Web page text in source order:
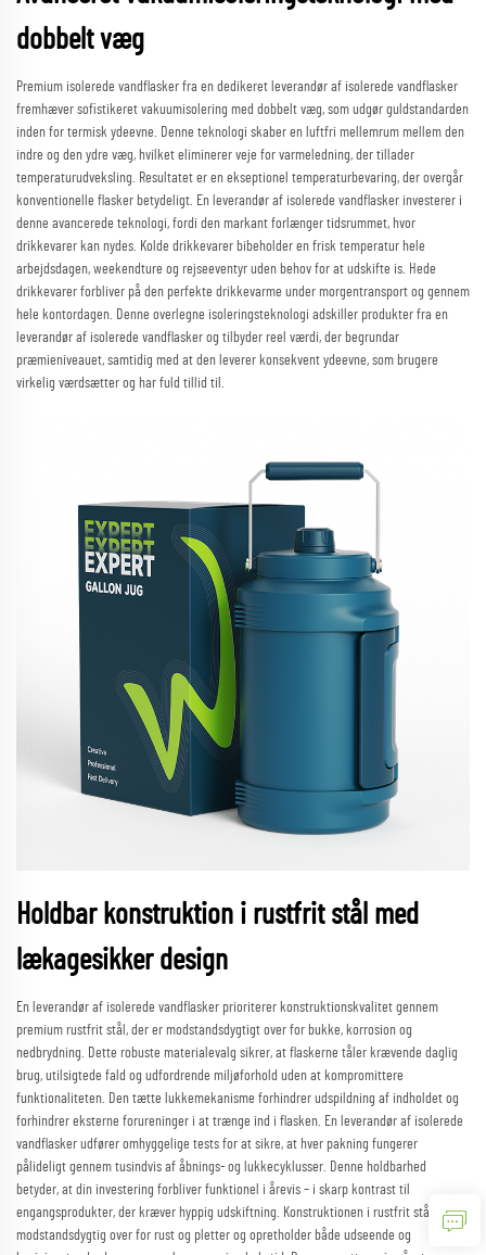
dobbelt væg
Premium isolerede vandflasker fra en dedikeret leverandør af isolerede vandflasker
fremhæver sofistikeret vakuumisolering med dobbelt væg, som udgør guldstandarden
inden for termisk ydeevne. Denne teknologi skaber en luftfri mellemrum mellem den
indre og den ydre væg, hvilket eliminerer veje for varmeledning, der tillader
temperaturudveksling. Resultatet er en ekseptionel temperaturbevaring, der overgår
konventionelle flasker betydeligt. En leverandør af isolerede vandflasker investerer i
denne avancerede teknologi, fordi den markant forlænger tidsrummet, hvor
drikkevarer kan nydes. Kolde drikkevarer bibeholder en frisk temperatur hele
arbejdsdagen, weekendture og rejseeventyr uden behov for at udskifte is. Hede
drikkevarer forbliver på den perfekte drikkevarme under morgentransport og gennem
hele kontordagen. Denne overlegne isoleringsteknologi adskiller produkter fra en
leverandør af isolerede vandflasker og tilbyder reel værdi, der begrundar
præmieniveauet, samtidig med at den leverer konsekvent ydeevne, som brugere
virkelig værdsætter og har fuld tillid til.
Holdbar konstruktion i rustfrit stål med
lækagesikker design
En leverandør af isolerede vandflasker prioriterer konstruktionskvalitet gennem
premium rustfrit stål, der er modstandsdygtigt over for bukke, korrosion og
nedbrydning. Dette robuste materialevalg sikrer, at flaskerne tåler krævende daglig
brug, utilsigtede fald og udfordrende miljøforhold uden at kompromittere
funktionaliteten. Den tætte lukkemekanisme forhindrer udspildning af indholdet og
forhindrer eksterne forureninger i at trænge ind i flasken. En leverandør af isolerede
vandflasker udfører omhyggelige tests for at sikre, at hver pakning fungerer
pålideligt gennem tusindvis af åbnings- og lukkecyklusser. Denne holdbarhed
betyder, at din investering forbliver funktionel i årevis – i skarp kontrast til
engangsprodukter, der kræver hyppig udskiftning. Konstruktionen i rustfrit stål er
modstandsdygtig over for rust og pletter og opretholder både udseende og